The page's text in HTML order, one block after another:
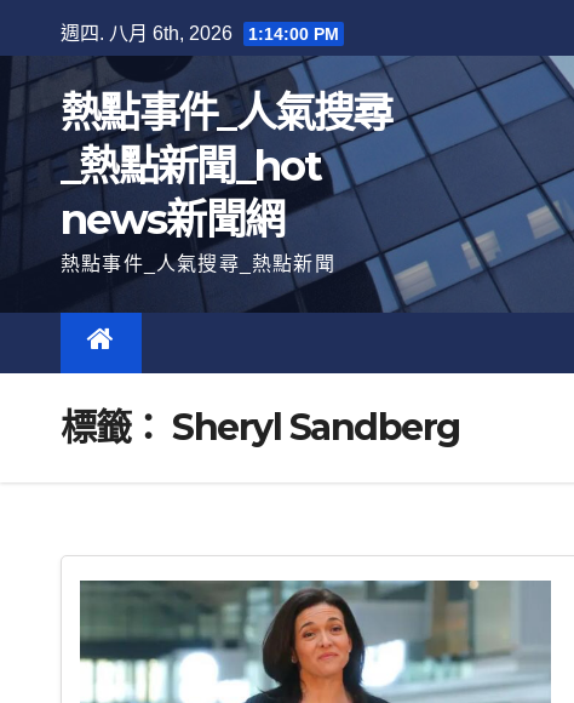
至
內
週四. 八月 6th, 2026 1:14:01 PM
熱點事件_人氣搜尋
_熱點新聞_hot
news新聞網
熱點事件_人氣搜尋_熱點新聞
標籤： Sheryl Sandberg